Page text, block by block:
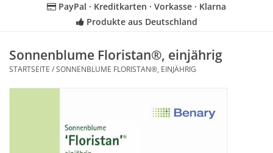
Kräuter
PayPal · Kreditkarten · Vorkasse · Klarna
Produkte aus Deutschland
Sonnenblume Floristan®, einjährig
STARTSEITE /SONNENBLUME FLORISTAN®, EINJÄHRIG